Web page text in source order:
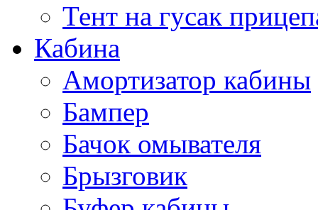
Тент на гусак
Кабина
Амортизатор кабины
Бампер
Бачок омывателя
Брызговик